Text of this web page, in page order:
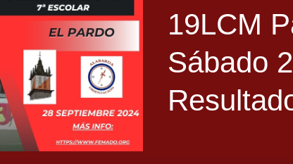
19LCM
Sábado